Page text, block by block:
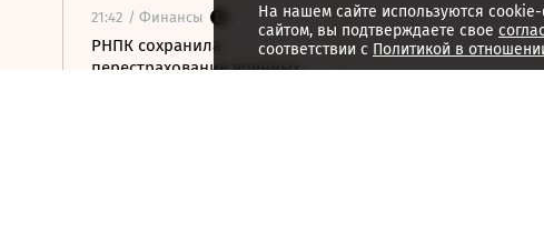
21:42 / Финансы
РНПК сохранила
перестрахование военных
На нашем сайте используются
сайтом, вы подтверждаете свое
соответствии с Политикой в